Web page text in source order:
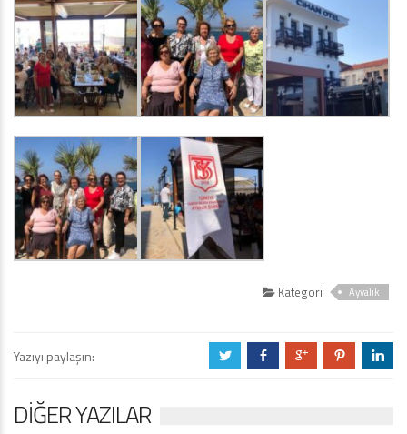
Kategori Ayvalık
Yazıyı paylaşın: a b c d j
DIĞER YAZILAR